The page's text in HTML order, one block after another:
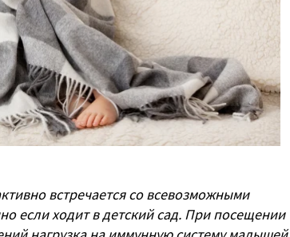
встречается со всевозможными
если ходит в детский сад. При посещении